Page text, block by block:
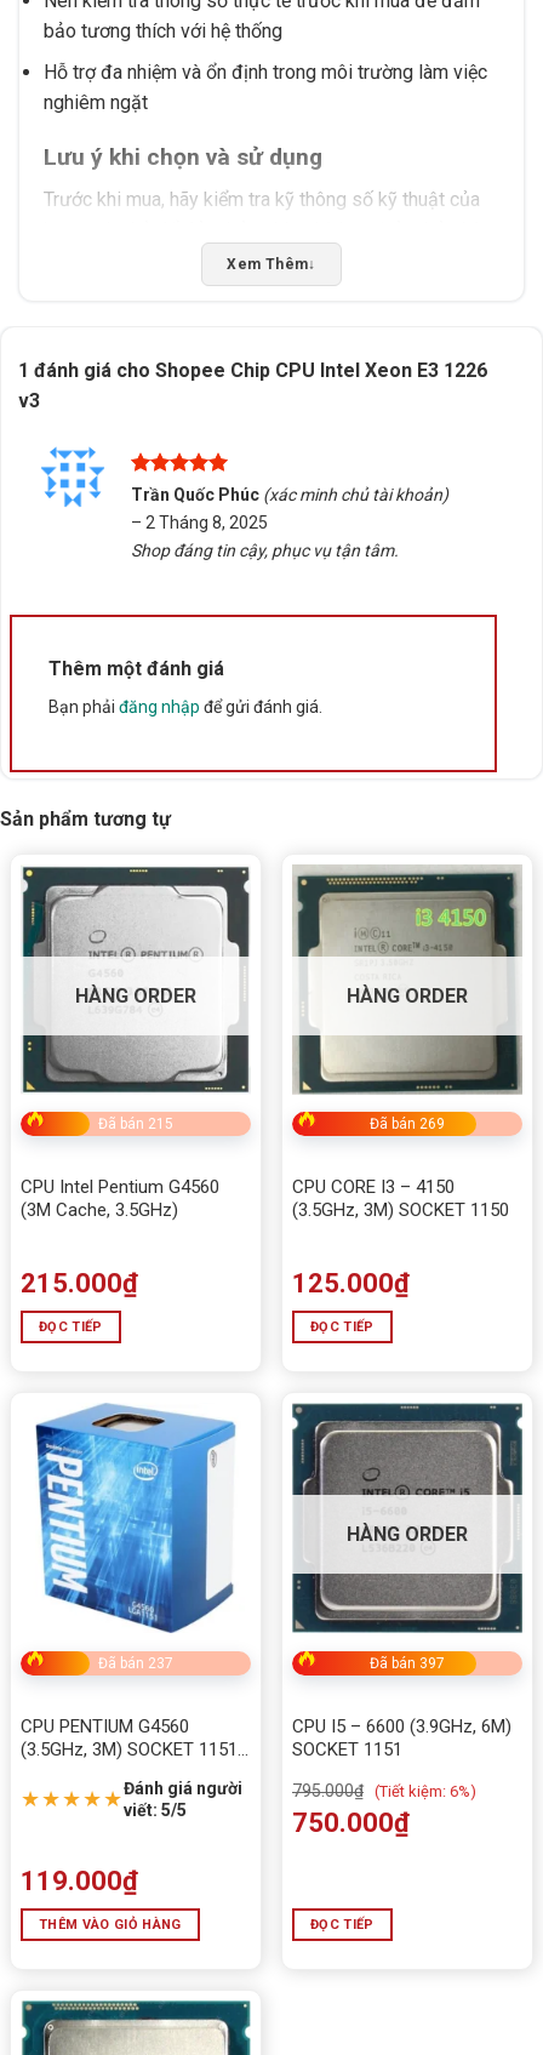
bảo tương thích với hệ thống
Hỗ trợ đa nhiệm và ổn định trong môi trường làm việc
nghiêm ngặt
Lưu ý khi chọn và sử dụng
Trước khi mua, hãy kiểm tra kỹ thông số kỹ thuật của
thống có đủ điều kiện vận hành như nguồn cấp điện,
tản nhiệt và không gian lắp đặt. Trong quá trình sử
hàng/tư vấn tại Buôn Ma Thuột, Đắk Lắk. Liên hệ để
được hỗ trợ tận tình!
Rate this product
Bấm 5 sao để ủng hộ shop
Thông số kỹ thuật
Xuất xứ Trung Quốc
Xem Thêm↓
1 đánh giá cho Shopee Chip CPU Intel Xeon E3 1226
v3
Được xếp
sao
Trần Quốc Phúc (xác minh chủ tài khoản)
– 2 Tháng 8, 2025
Shop đáng tin cậy, phục vụ tận tâm.
Thêm một đánh giá
Bạn phải đăng nhập để gửi đánh giá.
Sản phẩm tương tự
HÀNG ORDER
Đã bán 215
CPU Intel Pentium G4560
(3M Cache, 3.5GHz)
215.000₫
ĐỌC TIẾP
HÀNG ORDER
Đã bán 269
CPU CORE I3 – 4150
(3.5GHz, 3M) SOCKET 1150
125.000₫
ĐỌC TIẾP
Đã bán 237
CPU PENTIUM G4560
(3.5GHz, 3M) SOCKET 1151
★★★★★Đánh giá người
viết: 5/5
119.000₫
THÊM VÀO GIỎ HÀNG
HÀNG ORDER
Đã bán 397
CPU I5 – 6600 (3.9GHz, 6M)
SOCKET 1151
795.000₫ (Tiết kiệm: 6%)
750.000₫
ĐỌC TIẾP